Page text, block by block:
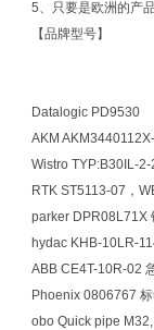
5、只要是欧洲的产
【品牌型号】
Datalogic PD9530
AKM
Wistro TYP:B30IL-
RTK ST5113-07，
parker DPR08L71X
hydac KHB-10LR-
ABB CE4T-10R-02
Phoenix 0806767
obo Quick pipe